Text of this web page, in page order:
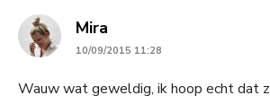
Mira
10/09/2015 11:28
Wauw wat geweldig, ik hoop echt dat